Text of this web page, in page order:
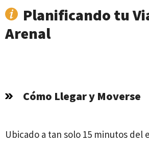
Planificando tu
Arenal
Cómo Llegar y Moverse
Ubicado a tan solo 15 minutos del